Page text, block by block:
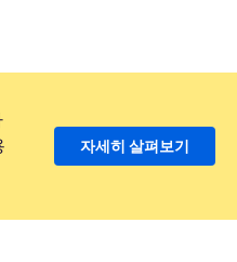
자세히 살펴보기